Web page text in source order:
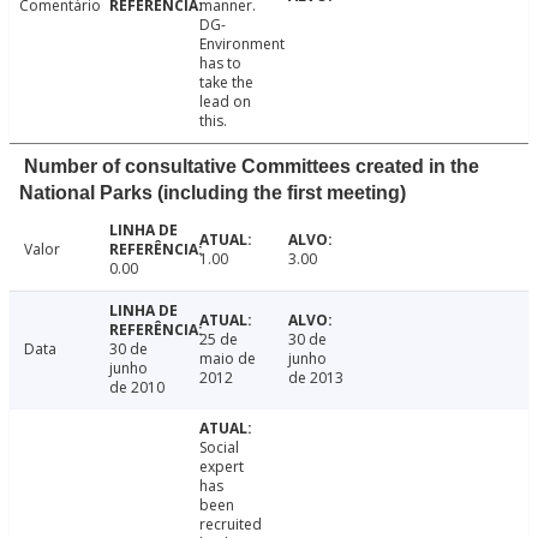
Comentário
manner.
DG-
Environment
has to
take the
lead on
this.
Number of consultative Committees created in the
National Parks (including the first meeting)
Valor
0.00
1.00 3.00
Data
30 de
junho
de 2010
25 de
maio de
2012
30 de
junho
de 2013
Social
expert
has
been
recruited